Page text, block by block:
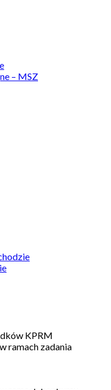
– MSZ
KPRM
ramach zadania